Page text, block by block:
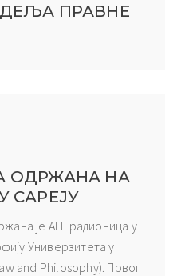
ПРАВНЕ
ОДРЖАНА НА
САРЕЈУ
је ALF радионица у
Универзитета у
and Philosophy). Првог